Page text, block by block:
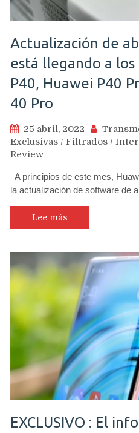
Actualización de
está llegando a
P40, Huawei P40
40 Pro
25 abril, 2022
Exclusivas / Filtrados /
Review
A principios de este mes,
la actualización de software de
Lee más
EXCLUSIVO : El